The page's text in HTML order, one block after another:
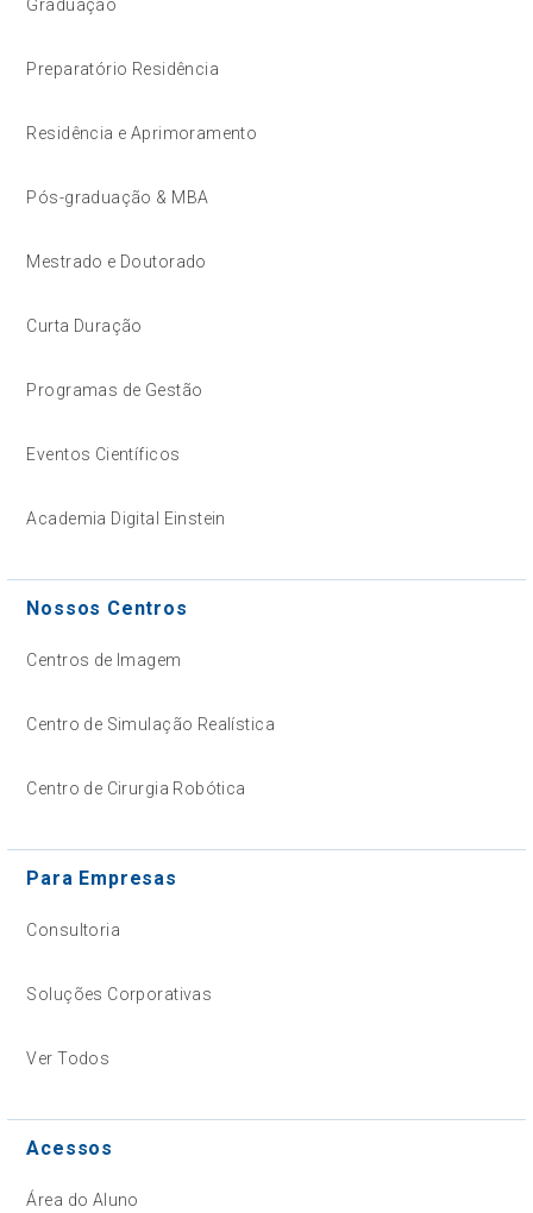
Graduação
Preparatório Residência
Residência e Aprimoramento
Pós-graduação & MBA
Mestrado e Doutorado
Curta Duração
Programas de Gestão
Eventos Científicos
Academia Digital Einstein
Nossos Centros
Centros de Imagem
Centro de Simulação Realística
Centro de Cirurgia Robótica
Para Empresas
Consultoria
Soluções Corporativas
Ver Todos
Acessos
Área do Aluno